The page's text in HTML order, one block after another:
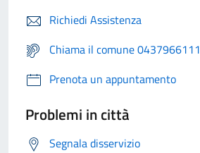
Richiedi Assistenza
Chiama il comune 0437966111
Prenota un appuntamento
Problemi in città
Segnala disservizio